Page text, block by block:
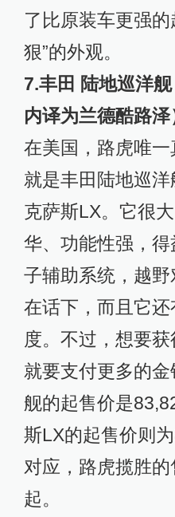
了比原装车更强
狠”的外观。
7.丰田 陆地巡洋
内译为兰德酷路泽
在美国，路虎唯
就是丰田陆地巡
克萨斯LX。它很
华、功能性强，
子辅助系统，越
在话下，而且它
度。不过，想要
就要支付更多的
舰的起售价是
斯LX的起售价则
对应，路虎揽胜
起。